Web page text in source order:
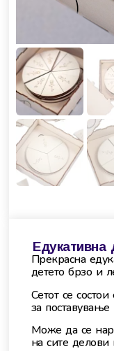
Едукативна
Прекрасна
детето брзо и
Сетот се
за
Може да се
на сите делови